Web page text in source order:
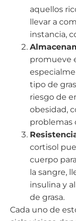
aquellos
llevar a
instancia,
promueve
tipo de
riesgo de
obesidad,
problemas
cortisol
cuerpo
la sangre,
insulina y
de grasa.
Cada uno de